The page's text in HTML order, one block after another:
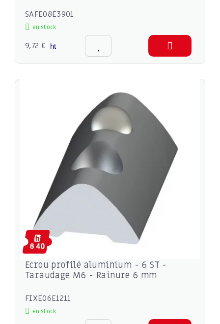
SAFE08E3901
en stock
9,72 € ht
Ecrou profilé aluminium - 6 ST -
Taraudage M6 - Rainure 6 mm
FIXE06E1211
en stock